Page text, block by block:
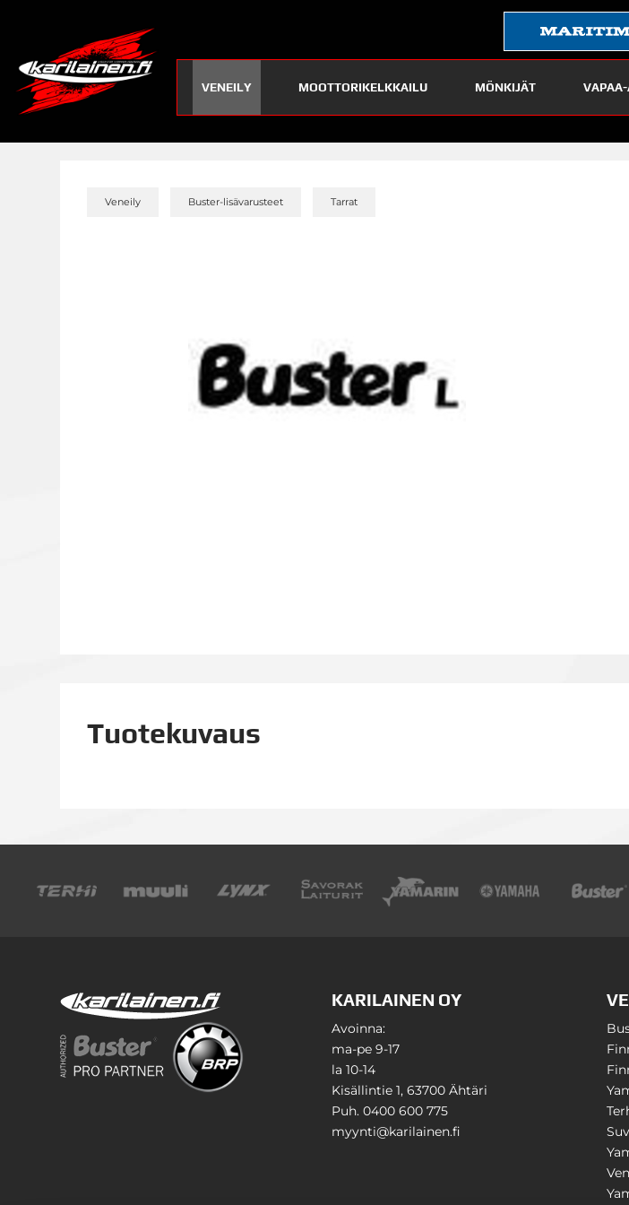
VENEILY MOOTTORIKELKKAILU MÖNKIJÄT
Veneily Buster-lisävarusteet Tarrat
Tuotekuvaus
KARILAINEN OY
Avoinna:
ma-pe 9-17
la 10-14
Kisällintie 1, 63700 Ähtäri
Puh. 0400 600 775
myynti@karilainen.fi